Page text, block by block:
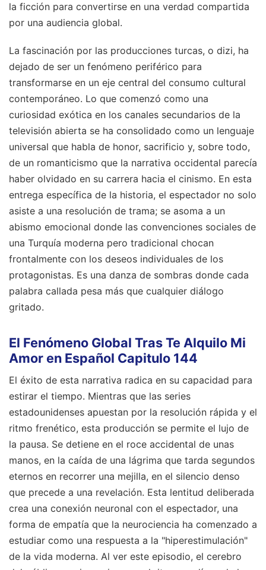
la ficción para convertirse en una verdad compartida
por una audiencia global.
La fascinación por las producciones turcas, o dizi, ha
dejado de ser un fenómeno periférico para
transformarse en un eje central del consumo cultural
contemporáneo. Lo que comenzó como una
curiosidad exótica en los canales secundarios de la
televisión abierta se ha consolidado como un lenguaje
universal que habla de honor, sacrificio y, sobre todo,
de un romanticismo que la narrativa occidental parecía
haber olvidado en su carrera hacia el cinismo. En esta
entrega específica de la historia, el espectador no solo
asiste a una resolución de trama; se asoma a un
abismo emocional donde las convenciones sociales de
una Turquía moderna pero tradicional chocan
frontalmente con los deseos individuales de los
protagonistas. Es una danza de sombras donde cada
palabra callada pesa más que cualquier diálogo
gritado.
El Fenómeno Global Tras Te Alquilo Mi
Amor en Español Capitulo 144
El éxito de esta narrativa radica en su capacidad para
estirar el tiempo. Mientras que las series
estadounidenses apuestan por la resolución rápida y el
ritmo frenético, esta producción se permite el lujo de
la pausa. Se detiene en el roce accidental de unas
manos, en la caída de una lágrima que tarda segundos
eternos en recorrer una mejilla, en el silencio denso
que precede a una revelación. Esta lentitud deliberada
crea una conexión neuronal con el espectador, una
forma de empatía que la neurociencia ha comenzado a
estudiar como una respuesta a la "hiperestimulación"
de la vida moderna. Al ver este episodio, el cerebro